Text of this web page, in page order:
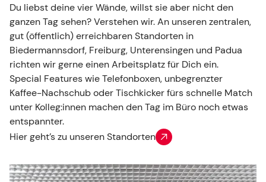
Du liebst deine vier Wände, willst sie aber nicht den
ganzen Tag sehen? Verstehen wir. An unseren zentralen,
gut (öffentlich) erreichbaren Standorten in
Biedermannsdorf, Freiburg, Unterensingen und Padua
richten wir gerne einen Arbeitsplatz für Dich ein.
Special Features wie Telefonboxen, unbegrenzter
Kaffee-Nachschub oder Tischkicker fürs schnelle Match
unter Kolleg:innen machen den Tag im Büro noch etwas
entspannter.
Hier geht’s zu unseren Standorten